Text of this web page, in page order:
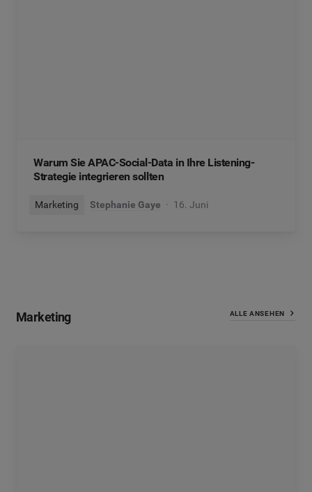
Warum Sie APAC-Social-Data in Ihre Listening-
Strategie integrieren sollten
Marketing Stephanie Gaye 16. Juni
Marketing ALLE ANSEHEN